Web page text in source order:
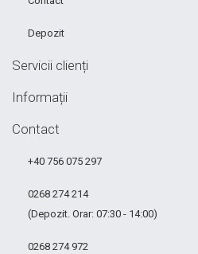
Depozit
Servicii clienți
Informații
Contact
+40 756 075 297
0268 274 214
(Depozit. Orar: 07:30 - 14:00)
0268 274 972